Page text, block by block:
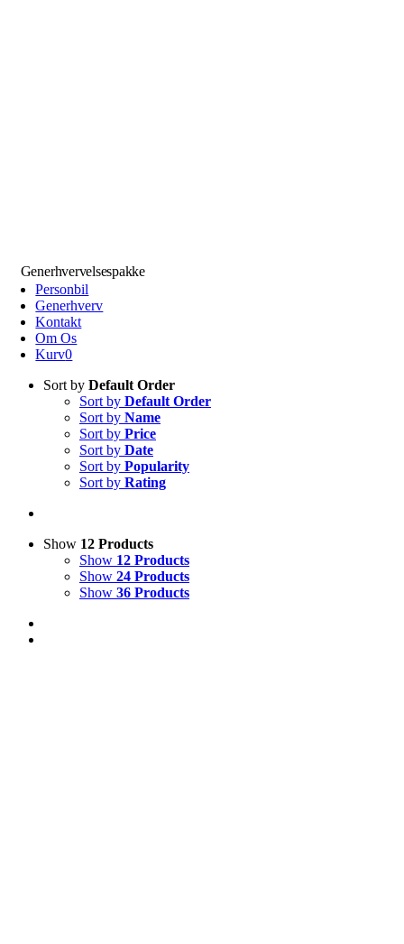
Generhvervelsespakke
Personbil
Generhverv
Kontakt
Om Os
Kurv0
Sort by Default Order
Sort by Default Order
Sort by Name
Sort by Price
Sort by Date
Sort by Popularity
Sort by Rating
Show 12 Products
Show 12 Products
Show 24 Products
Show 36 Products